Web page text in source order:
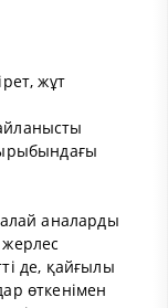
жұт
аналарды
де, қайғылы
өткенімен